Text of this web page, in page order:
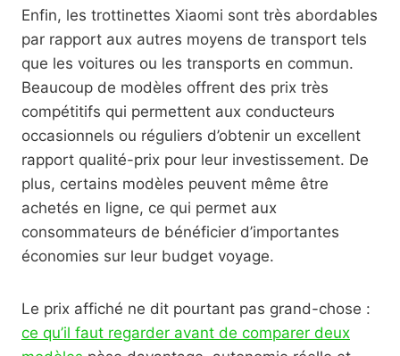
Enfin, les trottinettes Xiaomi sont très abordables
par rapport aux autres moyens de transport tels
que les voitures ou les transports en commun.
Beaucoup de modèles offrent des prix très
compétitifs qui permettent aux conducteurs
occasionnels ou réguliers d’obtenir un excellent
rapport qualité-prix pour leur investissement. De
plus, certains modèles peuvent même être
achetés en ligne, ce qui permet aux
consommateurs de bénéficier d’importantes
économies sur leur budget voyage.
Le prix affiché ne dit pourtant pas grand-chose :
ce qu’il faut regarder avant de comparer deux